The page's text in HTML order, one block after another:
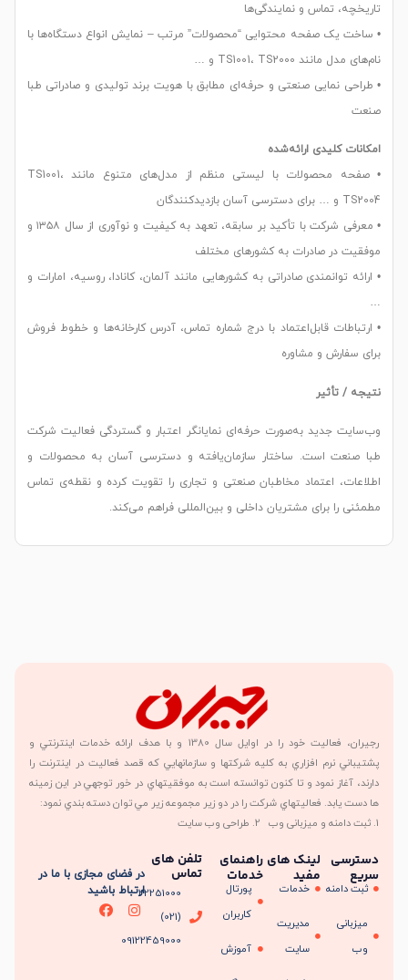
تاریخچه، تماس و نمایندگی‌ها
• ساخت یک صفحه‌ محتوایی “محصولات” مرتب – نمایش انواع دستگاه‌ها با
نام‌های مدل مانند TS1001، TS2000 و …
• طراحی نمایی صنعتی و حرفه‌ای مطابق با هویت برند تولیدی و صادراتی طبا
صنعت
امکانات کلیدی ارائه‌شده
• صفحه محصولات با لیستی منظم از مدل‌های متنوع مانند TS1001،
TS2004 و … برای دسترسی آسان بازدیدکنندگان
• معرفی شرکت با تأکید بر سابقه، تعهد به کیفیت و نوآوری از سال ۱۳۵۸ و
موفقیت در صادرات به کشورهای مختلف
• ارائه توانمندی‌ صادراتی به کشورهایی مانند آلمان، کانادا، روسیه، امارات و
…
• ارتباطات قابل‌اعتماد با درج شماره تماس، آدرس کارخانه‌ها و خطوط فروش
برای سفارش و مشاوره
نتیجه / تأثیر
وب‌سایت جدید به‌صورت حرفه‌ای نمایانگر اعتبار و گستردگی فعالیت شرکت
طبا صنعت است. ساختار سازمان‌یافته و دسترسی آسان به محصولات و
اطلاعات، اعتماد مخاطبان صنعتی و تجاری را تقویت کرده و نقطه‌ی تماس
مطمئنی را برای مشتریان داخلی و بین‌المللی فراهم می‌کند.
رجیران، فعاليت خود را در اوايل سال 1380 و با هدف ارائه خدمات اينترنتي و
پشتيباني نرم افزاري به کليه شرکتها و سازمانهايي که قصد فعاليت در اينترنت را
دارند، آغاز نمود و تا کنون توانسته است به موفقيتهاي در خور توجهي در اين زمينه
ها دست يابد. فعاليتهاي شرکت را در دو زير مجموعه زير مي توان دسته بندي نمود:
1. ثبت دامنه و میزبانی وب 2. طراحی وب سایت
دسترسی
سریع
ثبت دامنه
میزبانی
وب
لینک های
مفید
خدمات
مدیریت
سایت
راهنمای
خدمات
پورتال
کاربران
آموزش
تلفن های
تماس
22251000
(021)
09122459000
در فضای مجازی با ما در
ارتباط باشید